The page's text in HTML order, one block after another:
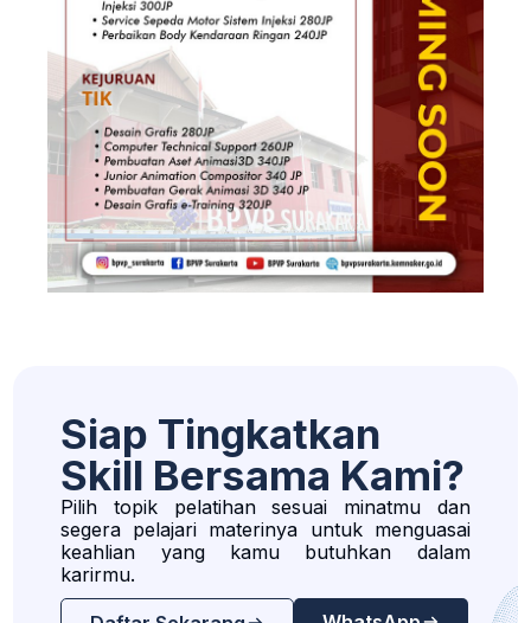
Siap Tingkatkan
Skill Bersama Kami?
Pilih topik pelatihan sesuai minatmu dan
segera pelajari materinya untuk menguasai
keahlian yang kamu butuhkan dalam
karirmu.